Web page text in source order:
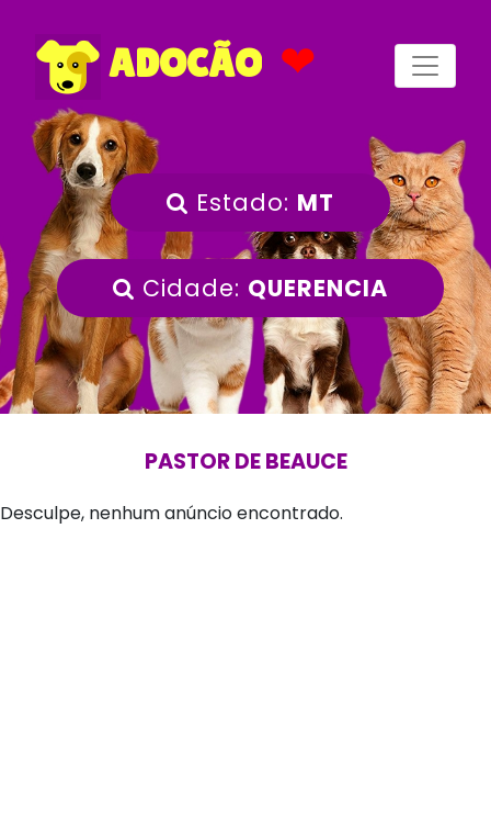
ADOCÃO ❤
Estado: MT
Cidade: QUERENCIA
PASTOR DE BEAUCE
Desculpe, nenhum anúncio encontrado.